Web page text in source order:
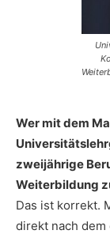
Wer mit dem
zweijährige
Weiterbildung
Das ist korrekt.
direkt nach